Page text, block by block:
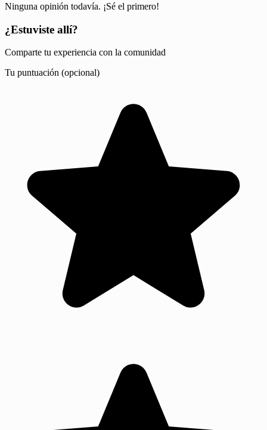
Ninguna opinión todavía. ¡Sé el primero!
¿Estuviste allí?
Comparte tu experiencia con la comunidad
Tu puntuación (opcional)